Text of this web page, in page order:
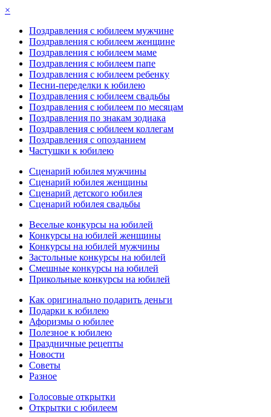
×
Поздравления с юбилеем мужчине
Поздравления с юбилеем женщине
Поздравления с юбилеем маме
Поздравления с юбилеем папе
Поздравления с юбилеем ребенку
Песни-переделки к юбилею
Поздравления с юбилеем свадьбы
Поздравления с юбилеем по месяцам
Поздравления по знакам зодиака
Поздравления с юбилеем коллегам
Поздравления с опозданием
Частушки к юбилею
Сценарий юбилея мужчины
Сценарий юбилея женщины
Сценарий детского юбилея
Сценарий юбилея свадьбы
Веселые конкурсы на юбилей
Конкурсы на юбилей женщины
Конкурсы на юбилей мужчины
Застольные конкурсы на юбилей
Смешные конкурсы на юбилей
Прикольные конкурсы на юбилей
Как оригинально подарить деньги
Подарки к юбилею
Афоризмы о юбилее
Полезное к юбилею
Праздничные рецепты
Новости
Советы
Разное
Голосовые открытки
Открытки с юбилеем